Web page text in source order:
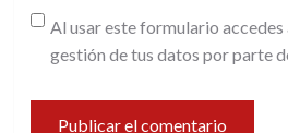
Al usar este formulario
gestión de tus datos por parte